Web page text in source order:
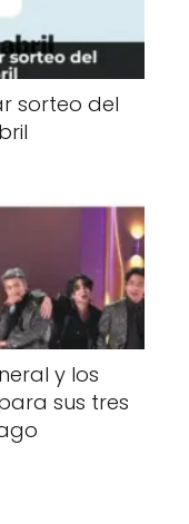
sorteo del
y los
sus tres